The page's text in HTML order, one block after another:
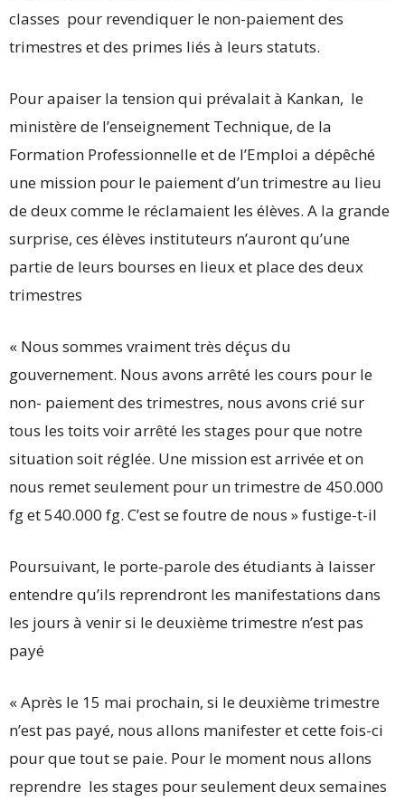
classes pour revendiquer le non-paiement des
trimestres et des primes liés à leurs statuts.
Pour apaiser la tension qui prévalait à Kankan, le
ministère de l’enseignement Technique, de la
Formation Professionnelle et de l’Emploi a dépêché
une mission pour le paiement d’un trimestre au lieu
de deux comme le réclamaient les élèves. A la grande
surprise, ces élèves instituteurs n’auront qu’une
partie de leurs bourses en lieux et place des deux
trimestres
« Nous sommes vraiment très déçus du
gouvernement. Nous avons arrêté les cours pour le
non- paiement des trimestres, nous avons crié sur
tous les toits voir arrêté les stages pour que notre
situation soit réglée. Une mission est arrivée et on
nous remet seulement pour un trimestre de 450.000
fg et 540.000 fg. C’est se foutre de nous » fustige-t-il
Poursuivant, le porte-parole des étudiants à laisser
entendre qu’ils reprendront les manifestations dans
les jours à venir si le deuxième trimestre n’est pas
payé
« Après le 15 mai prochain, si le deuxième trimestre
n’est pas payé, nous allons manifester et cette fois-ci
pour que tout se paie. Pour le moment nous allons
reprendre les stages pour seulement deux semaines